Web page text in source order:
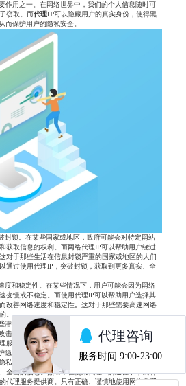
作用之一。在网络世界中，我们的个人信息随时可
窃取。而代理IP可以隐藏用户的真实身份，使得黑
而保护用户的隐私安全。
封锁。在某些国家或地区，政府可能会对特定网站
获取信息的权利。而网络代理IP可以帮助用户绕过
对于那些生活在信息封锁严重的国家或地区的人们
通过使用代理IP，突破封锁，获取到更多真实、全
度和稳定性。在某些情况下，用户可能会因为网络
变慢或不稳定。而使用代理IP可以帮助用户选择其
改善网络速度和稳定性。这对于那些需要高速网络
。
潜在的问题和风险。例如，一些不法分子可能会利
击、网络诈骗等。因此，在使用代理IP的过程中，用
服务提供商，并遵守当地的法律和规定。
隐私和突破封锁方面具有重要的作用。通过使用代
私，防止个人信息被滥用。同时，代理IP还可以帮助
全面的信息。然而，在使用代理IP的过程中，我们
代理服务提供商。只有正确、谨慎地使用网络代理